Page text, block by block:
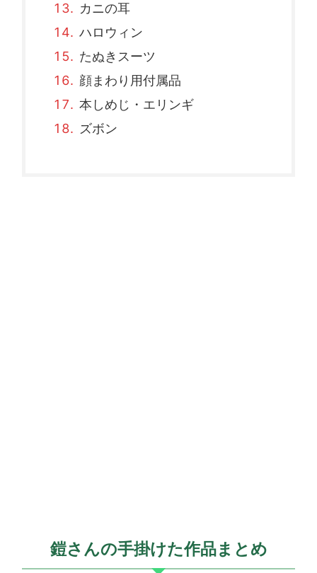
カニの耳
ハロウィン
たぬきスーツ
顔まわり用付属品
本しめじ・エリンギ
ズボン
鎧さんの手掛けた作品まとめ